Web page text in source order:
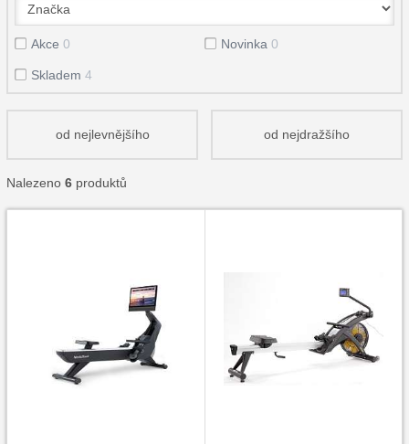
Akce 0 Novinka 0
Skladem 4
od nejlevnějšího od nejdražšího
Nalezeno 6 produktů